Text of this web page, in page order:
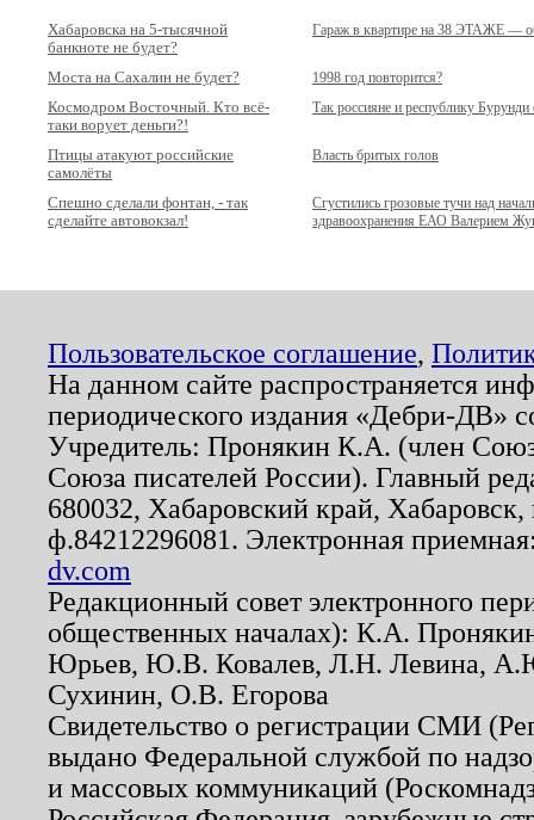
Хабаровска на 5-тысячной
банкноте не будет?
Гараж в квартире на 38 ЭТАЖЕ —
Моста на Сахалин не будет?
1998 год повторится?
Космодром Восточный. Кто всё-
таки ворует деньги?!
Так россияне и республику Бурунди
Птицы атакуют российские
самолёты
Власть бритых голов
Спешно сделали фонтан, - так
сделайте автовокзал!
Сгустились грозовые тучи над
здравоохранения ЕАО Валерием
Пользовательское соглашение,
На данном сайте распространяется
периодического издания «Дебри-ДВ»
Учредитель: Пронякин К.А. (член
Союза писателей России). Главный
680032, Хабаровский край,
ф.84212296081. Электронная
dv.com
Редакционный совет электронного
общественных началах): К.А.
Юрьев, Ю.В. Ковалев, Л.Н. Левина,
Сухинин, О.В. Егорова
Свидетельство о регистрации СМИ
выдано Федеральной службой по
и массовых коммуникаций